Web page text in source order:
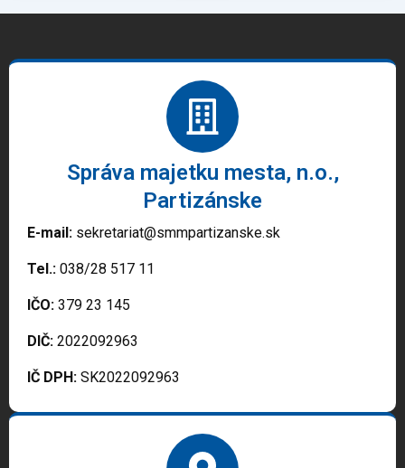
Správa majetku mesta, n.o.,
Partizánske
E-mail: sekretariat@smmpartizanske.sk
Tel.: 038/28 517 11
IČO: 379 23 145
DIČ: 2022092963
IČ DPH: SK2022092963